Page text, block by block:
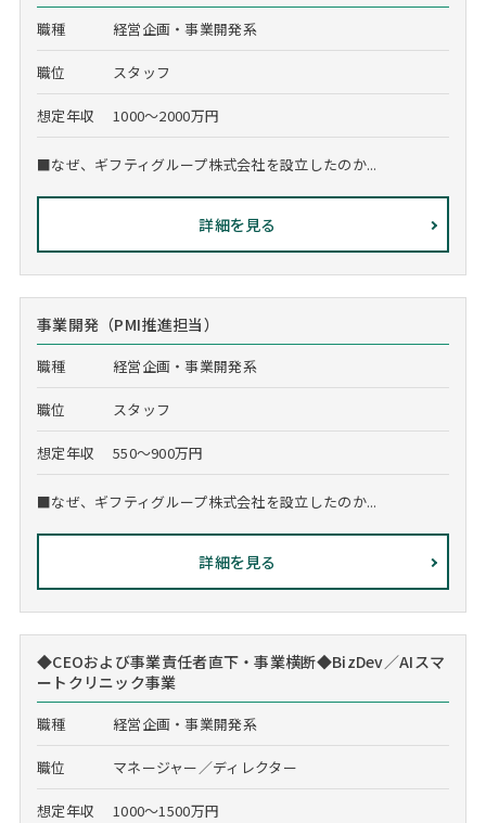
職種 経営企画・事業開発系
職位 スタッフ
想定年収 1000～2000万円
■なぜ、ギフティグループ株式会社を設立したのか...
詳細を見る
事業開発（PMI推進担当）
職種 経営企画・事業開発系
職位 スタッフ
想定年収 550～900万円
■なぜ、ギフティグループ株式会社を設立したのか...
詳細を見る
◆CEOおよび事業責任者直下・事業横断◆BizDev／AIスマ
ートクリニック事業
職種 経営企画・事業開発系
職位 マネージャー／ディレクター
想定年収 1000～1500万円